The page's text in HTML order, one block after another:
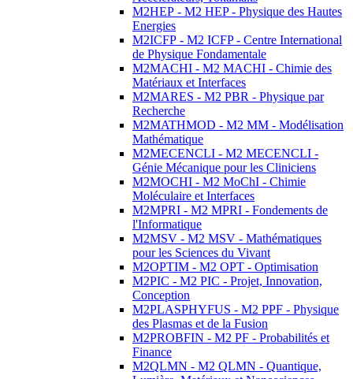
M2HEP - M2 HEP - Physique des Hautes
Energies
M2ICFP - M2 ICFP - Centre International
de Physique Fondamentale
M2MACHI - M2 MACHI - Chimie des
Matériaux et Interfaces
M2MARES - M2 PBR - Physique par
Recherche
M2MATHMOD - M2 MM - Modélisation
Mathématique
M2MECENCLI - M2 MECENCLI -
Génie Mécanique pour les Cliniciens
M2MOCHI - M2 MoChI - Chimie
Moléculaire et Interfaces
M2MPRI - M2 MPRI - Fondements de
l'Informatique
M2MSV - M2 MSV - Mathématiques
pour les Sciences du Vivant
M2OPTIM - M2 OPT - Optimisation
M2PIC - M2 PIC - Projet, Innovation,
Conception
M2PLASPHYFUS - M2 PPF - Physique
des Plasmas et de la Fusion
M2PROBFIN - M2 PF - Probabilités et
Finance
M2QLMN - M2 QLMN - Quantique,